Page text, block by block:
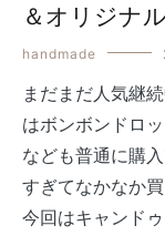
＆オリジナ
handmade
まだまだ人気継
はボンボンドロ
なども普通に購
すぎてなかなか
今回はキャンド